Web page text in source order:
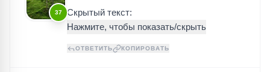
37 Скрытый текст:
ОТВЕТИТЬ КОПИРОВАТЬ